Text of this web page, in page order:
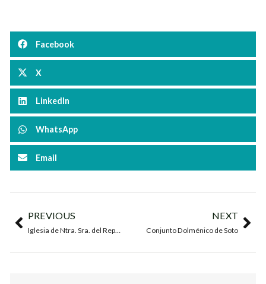
Facebook
X
LinkedIn
WhatsApp
Email
PREVIOUS NEXT
Conjunto Dolménico de Soto